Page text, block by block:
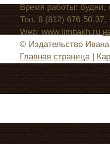
Время работы: будни,
Тел. 8 (812) 676-50-37,
Web: www.limbakh.ru
© Издательство
Главная страница|